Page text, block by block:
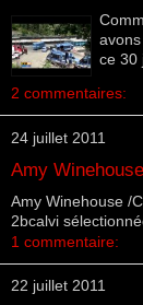
ce 30
2 commentaires:
24 juillet 2011
Amy
Amy Winehouse /
2bcalvi
1 commentaire:
22 juillet 2011